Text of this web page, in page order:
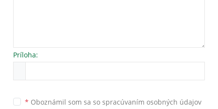
Príloha:
* Oboznámil som sa so spracúvaním osobných údajov